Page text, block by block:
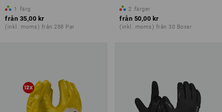
1 färg
från 35,00 kr
(inkl. moms) från 288 Par
2 färger
från 50,00 kr
(inkl. moms) från 30 Boxar